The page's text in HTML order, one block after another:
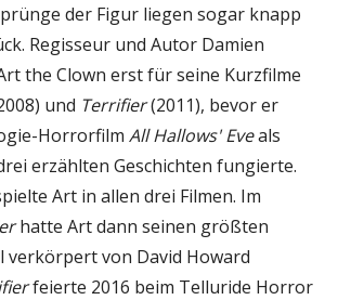
der Figur liegen sogar knapp
Regisseur und Autor Damien
the Clown erst für seine Kurzfilme
und Terrifier(2011), bevor er
Horrorfilm All Hallows' Eveals
erzählten Geschichten fungierte.
Art in allen drei Filmen. Im
hatte Art dann seinen größten
verkörpert von David Howard
feierte 2016 beim Telluride Horror